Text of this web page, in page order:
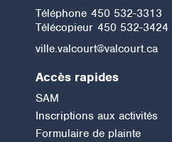
Téléphone 450 532-3313
Télécopieur 450 532-3424
ville.valcourt@valcourt.ca
Accès rapides
SAM
Inscriptions aux activités
Formulaire de plainte